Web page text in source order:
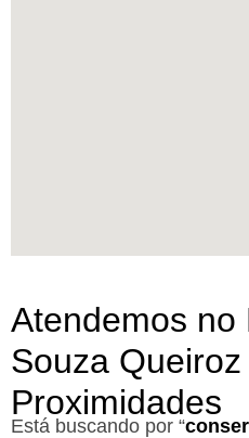
Atendemos no
Souza Queiroz
Proximidades
Está buscando por “